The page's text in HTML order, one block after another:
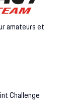
amateurs et
Challenge